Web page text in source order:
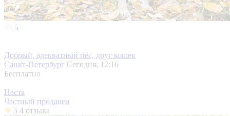
5
Добрый, адекватный пёс, друг кошек
Санкт-Петербург Сегодня, 12:16
Бесплатно
Настя
Частный продавец
5 4 отзыва